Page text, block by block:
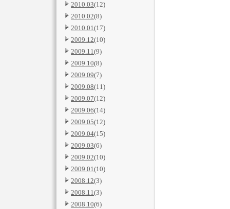
2010.03(12)
2010.02(8)
2010.01(17)
2009.12(10)
2009.11(9)
2009.10(8)
2009.09(7)
2009.08(11)
2009.07(12)
2009.06(14)
2009.05(12)
2009.04(15)
2009.03(6)
2009.02(10)
2009.01(10)
2008.12(3)
2008.11(3)
2008.10(6)